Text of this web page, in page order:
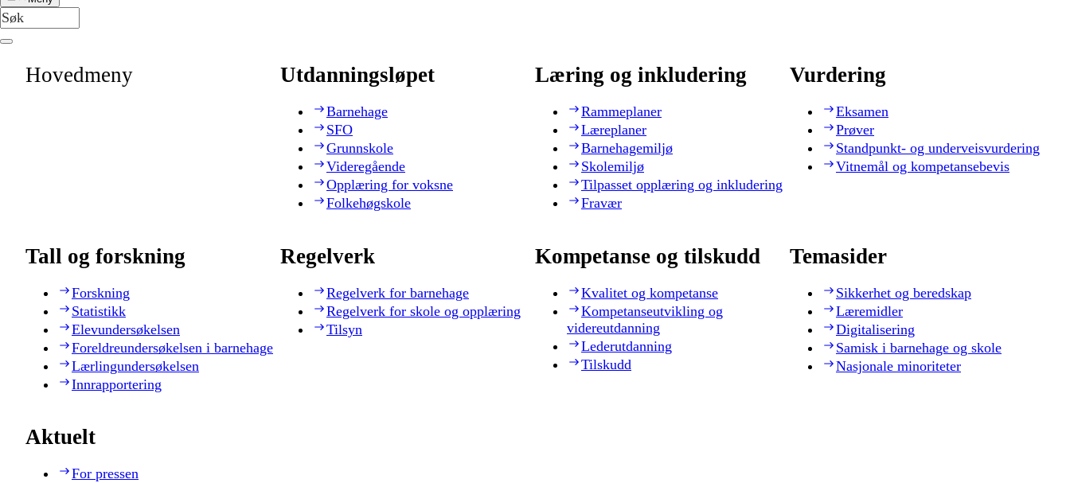
Hovedmeny Utdanningsløpet
Barnehage
SFO
Grunnskole
Videregående
Opplæring for voksne
Folkehøgskole
Læring og inkludering
Rammeplaner
Læreplaner
Barnehagemiljø
Skolemiljø
Tilpasset opplæring og inkludering
Fravær
Vurdering
Eksamen
Prøver
Standpunkt- og underveisvurdering
Vitnemål og kompetansebevis
Tall og forskning
Forskning
Statistikk
Elevundersøkelsen
Foreldreundersøkelsen i barnehage
Lærlingundersøkelsen
Innrapportering
Regelverk
Regelverk for barnehage
Regelverk for skole og opplæring
Tilsyn
Kompetanse og tilskudd
Kvalitet og kompetanse
Kompetanseutvikling og
videreutdanning
Lederutdanning
Tilskudd
Temasider
Sikkerhet og beredskap
Læremidler
Digitalisering
Samisk i barnehage og skole
Nasjonale minoriteter
Aktuelt
For pressen